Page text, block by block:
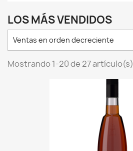
LOS MÁS VENDIDOS
Ventas en orden decreciente
Mostrando 1-20 de 27 artículo(s)